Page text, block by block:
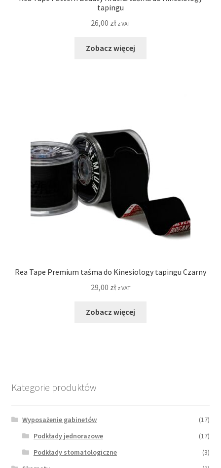
tapingu
26,00 zł z VAT
Zobacz więcej
Rea Tape Premium taśma do Kinesiology tapingu Czarny
29,00 zł z VAT
Zobacz więcej
Kategorie produktów
Wyposażenie gabinetów
(17)
Podkłady jednorazowe
(17)
Podkłady stomatologiczne
(3)